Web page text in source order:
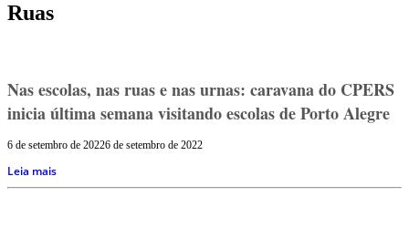
Ruas
Nas escolas, nas ruas e nas urnas: caravana do CPERS
inicia última semana visitando escolas de Porto Alegre
6 de setembro de 20226 de setembro de 2022
Leia mais